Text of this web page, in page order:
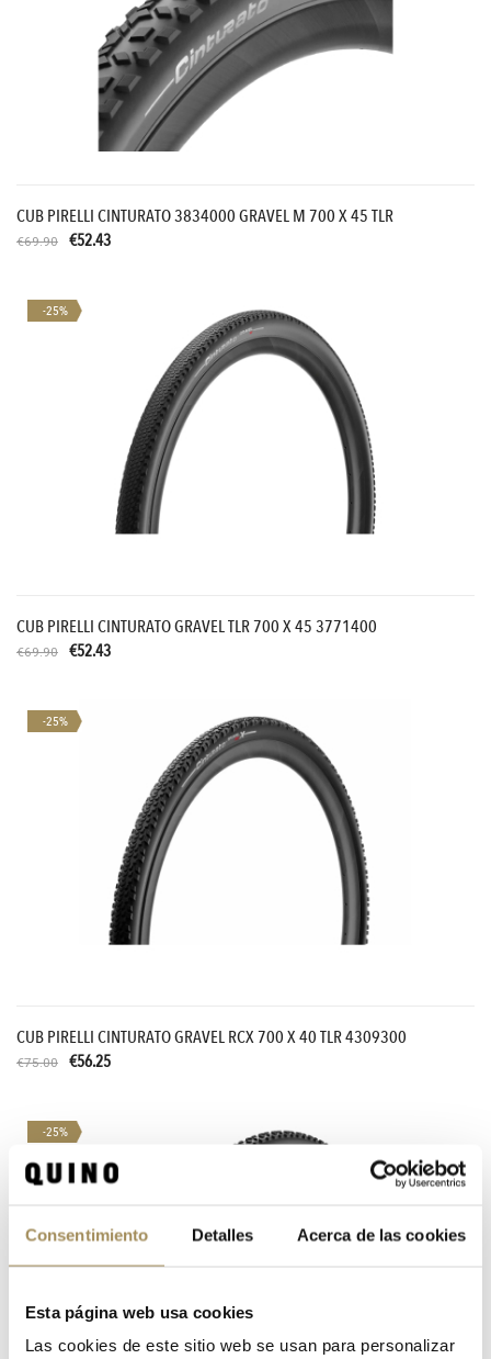
Consentimiento Detalles Acerca de las cookies
Esta página web usa cookies
Las cookies de este sitio web se usan para personalizar
CUB PIRELLI CINTURATO 3834000 GRAVEL M 700 X 45 TLR
€69.90 €52.43
-25%
CUB PIRELLI CINTURATO GRAVEL TLR 700 X 45 3771400
€69.90 €52.43
-25%
CUB PIRELLI CINTURATO GRAVEL RCX 700 X 40 TLR 4309300
€75.00 €56.25
-25%